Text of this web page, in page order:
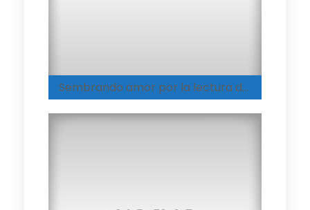
Sembrando amor por la lectura desde la infancia